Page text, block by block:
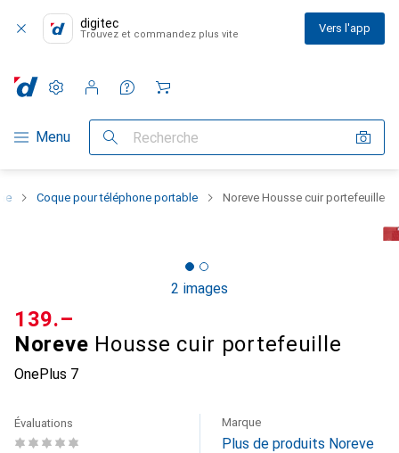
digitec
Trouvez et commandez plus vite Vers l'app
Navigation par catégorie
Menu Recherche
Paramètres
Compte client
Listes de comparaison
Listes d'envies
Panier
Coque pour téléphone portable Noreve Housse cuir portefeuille
2 images
Noreve Housse cuir portefeuille
OnePlus 7
CHF
139.–
Évaluations Marque
Plus de produits Noreve